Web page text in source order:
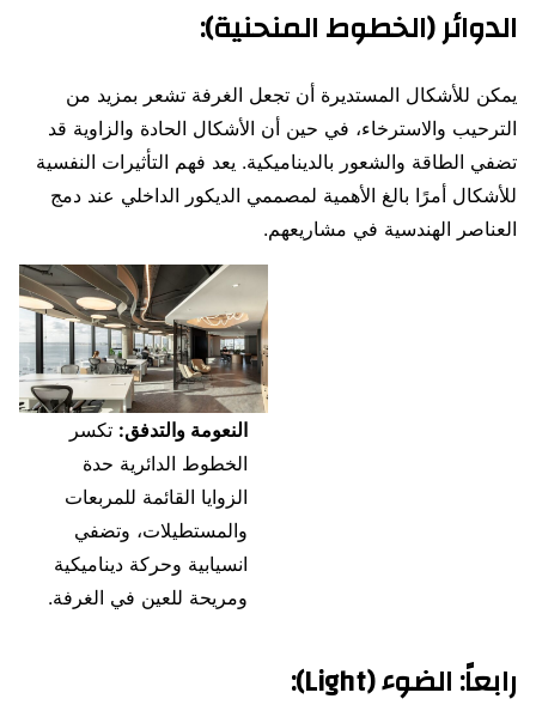
الدوائر (الخطوط المنحنية):
يمكن للأشكال المستديرة أن تجعل الغرفة تشعر بمزيد من
الترحيب والاسترخاء، في حين أن الأشكال الحادة والزاوية قد
تضفي الطاقة والشعور بالديناميكية. يعد فهم التأثيرات النفسية
للأشكال أمرًا بالغ الأهمية لمصممي الديكور الداخلي عند دمج
العناصر الهندسية في مشاريعهم.
النعومة والتدفق: تكسر
الخطوط الدائرية حدة
الزوايا القائمة للمربعات
والمستطيلات، وتضفي
انسيابية وحركة ديناميكية
ومريحة للعين في الغرفة.
رابعاً:الضوء (Light) :